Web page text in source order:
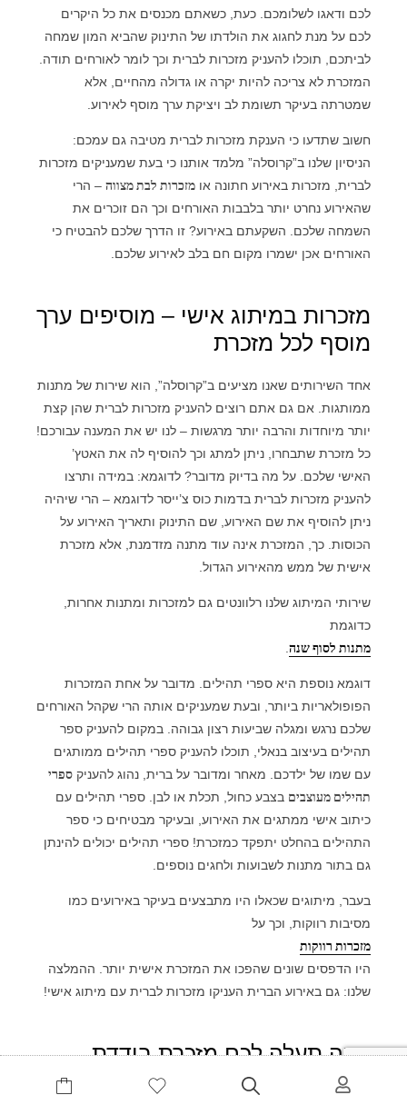
לכם ודאגו לשלומכם. כעת, כשאתם מכנסים את כל היקרים
לכם על מנת לחגוג את הולדתו של התינוק שהביא המון שמחה
לביתכם, תוכלו להעניק מזכרות לברית וכך לומר לאורחים תודה.
המזכרת לא צריכה להיות יקרה או גדולה מהחיים, אלא
שמטרתה בעיקר תשומת לב ויציקת ערך מוסף לאירוע.
חשוב שתדעו כי הענקת מזכרות לברית מטיבה גם עמכם:
הניסיון שלנו ב”קרוסלה” מלמד אותנו כי בעת שמעניקים מזכרות
לברית, מזכרות באירוע חתונה או מזכרות לבת מצווה – הרי
שהאירוע נחרט יותר בלבבות האורחים וכך הם זוכרים את
השמחה שלכם. השקעתם באירוע? זו הדרך שלכם להבטיח כי
האורחים אכן ישמרו מקום חם בלב לאירוע שלכם.
מזכרות במיתוג אישי – מוסיפים ערך
מוסף לכל מזכרת
אחד השירותים שאנו מציעים ב”קרוסלה”, הוא שירות של מתנות
ממותגות. אם גם אתם רוצים להעניק מזכרות לברית שהן קצת
יותר מיוחדות והרבה יותר מרגשות – לנו יש את המענה עבורכם!
כל מזכרת שתבחרו, ניתן למתג וכך להוסיף לה את האטץ’
האישי שלכם. על מה בדיוק מדובר? לדוגמא: במידה ותרצו
להעניק מזכרות לברית בדמות כוס צ’ייסר לדוגמא – הרי שיהיה
ניתן להוסיף את שם האירוע, שם התינוק ותאריך האירוע על
הכוסות. כך, המזכרת אינה עוד מתנה מזדמנת, אלא מזכרת
אישית של ממש מהאירוע הגדול.
שירותי המיתוג שלנו רלוונטים גם למזכרות ומתנות אחרות,
כדוגמת
מתנות לסוף שנה.
דוגמא נוספת היא ספרי תהילים. מדובר על אחת המזכרות
הפופולאריות ביותר, ובעת שמעניקים אותה הרי שקהל האורחים
שלכם נרגש ומגלה שביעות רצון גבוהה. במקום להעניק ספר
תהילים בעיצוב בנאלי, תוכלו להעניק ספרי תהילים ממותגים
עם שמו של ילדכם. מאחר ומדובר על ברית, נהוג להעניק ספרי
תהילים מעוצבים בצבע כחול, תכלת או לבן. ספרי תהילים עם
כיתוב אישי ממתגים את האירוע, ובעיקר מבטיחים כי ספר
התהילים בהחלט יתפקד כמזכרת! ספרי תהילים יכולים להינתן
גם בתור מתנות לשבועות ולחגים נוספים.
בעבר, מיתוגים שכאלו היו מתבצעים בעיקר באירועים כמו
מסיבות רווקות, וכך על
מזכרות רווקות
היו הדפסים שונים שהפכו את המזכרת אישית יותר. ההמלצה
שלנו: גם באירוע הברית העניקו מזכרות לברית עם מיתוג אישי!
כמה תעלה לכם מזכרת בודדת
לאירוע ברית?